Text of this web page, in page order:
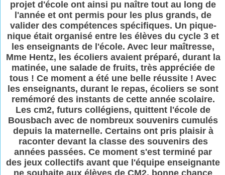
projet d'école ont ainsi pu naître tout au long de
l'année et ont permis pour les plus grands, de
valider des compétences spécifiques. Un pique-
nique était organisé entre les élèves du cycle 3 et
les enseignants de l'école. Avec leur maîtresse,
Mme Hentz, les écoliers avaient préparé, durant la
matinée, une salade de fruits, très appréciée de
tous ! Ce moment a été une belle réussite ! Avec
les enseignants, durant le repas, écoliers se sont
remémoré des instants de cette année scolaire.
Les cm2, futurs collégiens, quittent l'école de
Bousbach avec de nombreux souvenirs cumulés
depuis la maternelle. Certains ont pris plaisir à
raconter devant la classe des souvenirs des
années passées. Ce moment s'est terminé par
des jeux collectifs avant que l'équipe enseignante